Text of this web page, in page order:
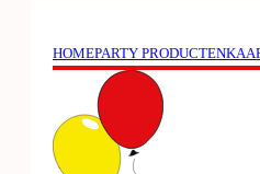
HOMEPARTY PRODUCTEN